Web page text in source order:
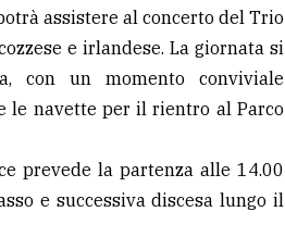
assistere al concerto del Trio
e irlandese. La giornata si
con un momento conviviale
le navette per il rientro al Parco
prevede la partenza alle 14.00
e successiva discesa lungo il